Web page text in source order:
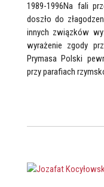
1989-1996Na fali
doszło do
innych związków
wyrażenie zgody
Prymasa Polski
przy parafiach